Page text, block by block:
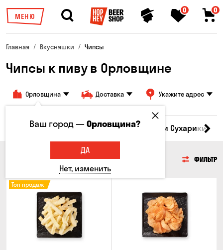
МЕНЮ
0 0
Главная Вкусняшки Чипсы
Чипсы к пиву в Орловщине
Орловщина Доставка Укажите адрес
Кукуруза Семечки Чипсы Гренки и Сухарики
ФИЛЬТР
Топ продаж
Ваш город —Орловщина?
ДА
Нет, изменить